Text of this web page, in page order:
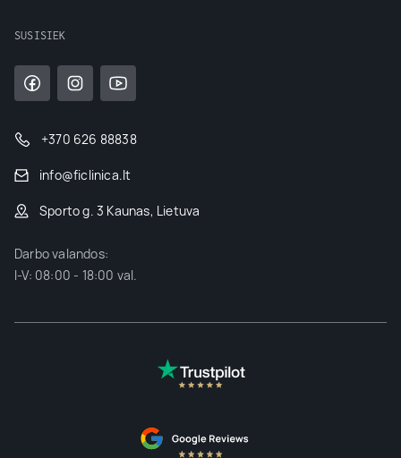
SUSISIEK
+370 626 88838
info@ficlinica.lt
Sporto g. 3 Kaunas, Lietuva
Darbo valandos:
I-V: 08:00 - 18:00 val.